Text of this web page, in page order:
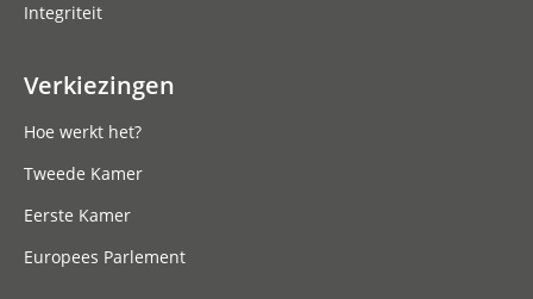
Integriteit
Verkiezingen
Hoe werkt het?
Tweede Kamer
Eerste Kamer
Europees Parlement